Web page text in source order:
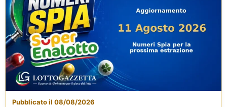
Pubblicato il 08/08/2026